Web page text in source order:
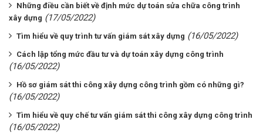
Những điều cần biết về định mức dự toán sửa chữa công trình
xây dựng (17/05/2022)
Tìm hiểu về quy trình tư vấn giám sát xây dựng (16/05/2022)
Cách lập tổng mức đầu tư và dự toán xây dựng công trình
(16/05/2022)
Hồ sơ giám sát thi công xây dựng công trình gồm có những gì?
(16/05/2022)
Tìm hiểu về quy chế tư vấn giám sát thi công xây dựng công trình
(16/05/2022)